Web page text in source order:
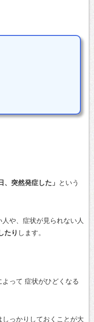
、突然発症した」 という
や、症状が見られない人
たり します。
よって 症状がひどくなる
っかりしておくことが大